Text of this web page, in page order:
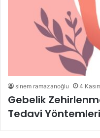
sinem ramazanoğlu 4
Gebelik
Tedavi Yöntemleri